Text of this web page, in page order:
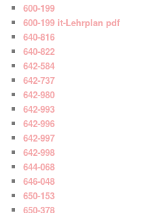
600-199
600-199 it-Lehrplan pdf
640-816
640-822
642-584
642-737
642-980
642-993
642-996
642-997
642-998
644-068
646-048
650-153
650-378